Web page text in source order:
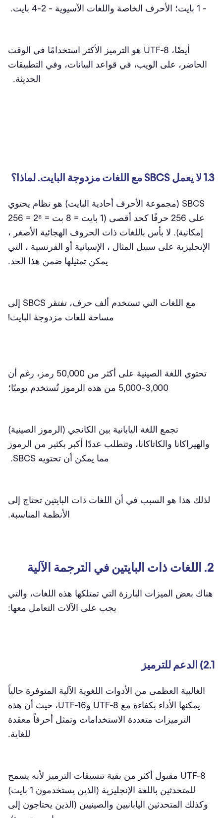
- 1 بايت؛ الأحرف الخاصة واللغات الآسيوية - 2-4 بايت.
أيضًا، UTF-8 هو الترميز الأكثر استخدامًا في الوقت
الحاضر، على الويب، في قواعد البيانات، وفي التطبيقات
الحديثة.
1.3 لا يعمل SBCS مع اللغات مزدوجة البايت. لماذا؟
SBCS (مجموعة الأحرف أحادية البايت) هو نظام يحتوي
على 256 حرفًا كحد أقصى (1 بايت = 8 بت = 2⁸ = 256
إمكانية). لا بأس باللغات ذات الحروف الهجائية الأصغر ،
الإنجليزية على سبيل المثال ، الإسبانية أو الفرنسية ، التي
يمكن تمثيلها ضمن هذا الحد.
مع اللغات التي تستخدم ألف حرف، تفتقر SBCS إلى
مساحة للغات مزدوجة البايت!
تحتوي اللغة الصينية على أكثر من 50,000 رمز، رغم أن
3,000-5,000 من هذه الرموز تُستخدم يوميًا؛
تجمع اللغة اليابانية بين الكانجي (الرموز الصينية)
والهيراكانا والكاتاكانا، وتتطلب عددًا أكبر بكثير من الرموز
مما يمكن أن تحتويه SBCS.
لذلك هذا هو السبب في أن اللغات ذات البايتين تحتاج إلى
الأنظمة المناسبة.
2. اللغات ذات البايتين في الترجمة الآلية
هناك بعض الميزات البارزة التي تمتلكها هذه اللغات، والتي
يجب على الآلات التعامل معها:
2.1) الدعم للترميز
الغالبية العظمى من الأدوات اللغوية الآلية المتوفرة حالياً
يمكنها الأداء بكفاءة مع UTF-8 وUTF-16، حيث أن هذه
الترميزات متعددة الاستخدامات وتمثل أحرفاً معقدة
للغاية.
UTF-8 مقبول أكثر من بقية تنسيقات الترميز لأنه يسمح
للمتحدثين باللغة الإنجليزية (الذين يستخدمون 1 بايت)
وكذلك المتحدثين اليابانيين والصينيين (الذين يحتاجون إلى